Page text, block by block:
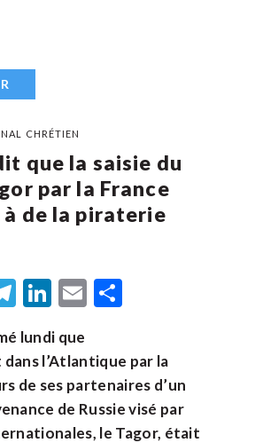
CHRÉTIEN
que la saisie du
par la France
à de la piraterie
Telegram
LinkedIn
Email
lundi que
l’Atlantique par la
de ses partenaires d’un
de Russie visé par
le Tagor, était